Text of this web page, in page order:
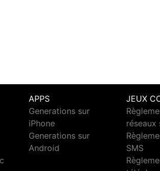
APPS
Generations sur
iPhone
Generations sur
Android
JEUX
réseaux
SMS